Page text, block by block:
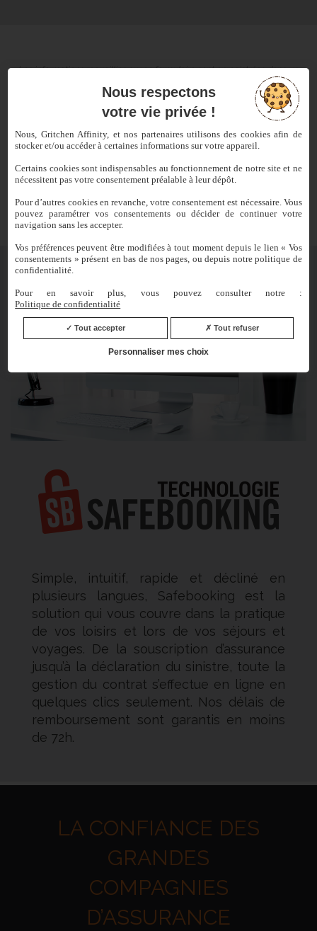
Les informations recueillies sur ce formulaire sont enregistrées dans un
fichier informatisé par Gritchen Affinity pour le traitement de votre
demande. Elles sont conservées pendant une durée maximum de 5 ans
et sont destinées au département souscription spécifiquement à la
gestion de votre dossier . Conformément à la loi « informatique et
libertés » et au règlement européen sur la protection des données
(RGPD), vous pouvez exercer votre droit d'accès, de rectification,
d’effacement, de limitation ou opposition au traitement et à la
portabilité aux données vous concernant et au retrait de votre
consentement en contactant :contact@gritchen-affinity.com
Simple, intuitif, rapide et décliné en
plusieurs langues, Safebooking est la
solution qui vous couvre dans la pratique
de vos loisirs et lors de vos séjours et
voyages. De la souscription d’assurance
jusqu’à la déclaration du sinistre, toute la
gestion du contrat s’effectue en ligne en
quelques clics seulement. Nos délais de
remboursement sont garantis en moins
de 72h.
LA CONFIANCE DES
GRANDES
COMPAGNIES
D’ASSURANCE
Nous respectons
votre vie privée !
Nous, Gritchen Affinity, et nos partenaires utilisons des cookies afin de
stocker et/ou accéder à certaines informations sur votre appareil.
Certains cookies sont indispensables au fonctionnement de notre site et ne
nécessitent pas votre consentement préalable à leur dépôt.
Pour d’autres cookies en revanche, votre consentement est nécessaire. Vous
pouvez paramétrer vos consentements ou décider de continuer votre
navigation sans les accepter.
Vos préférences peuvent être modifiées à tout moment depuis le lien « Vos
consentements » présent en bas de nos pages, ou depuis notre politique de
confidentialité.
Pour en savoir plus, vous pouvez consulter notre :
Politique de confidentialité
Tout accepter Tout refuser
Personnaliser mes choix